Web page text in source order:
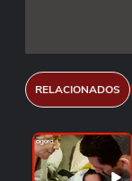
RELACIONADOS